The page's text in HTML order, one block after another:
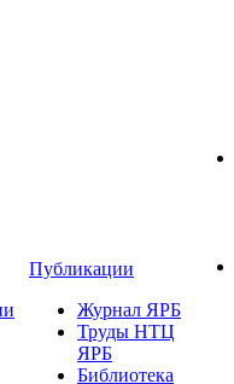
Публикации
Журнал ЯРБ
Труды НТЦ
ЯРБ
Библиотека